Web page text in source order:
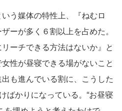
う媒体の特性上、『ねむロ
ーが多く６割以上を占めた。
リーチできる方法はないか』と
性が昼寝できる場がないこと
も進んでいる割に、こうした
ばかりになっている。“お昼寝